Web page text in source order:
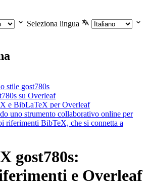
Seleziona lingua
stile gost780s
su Overleaf
e BibLaTeX per Overleaf
uno strumento collaborativo online per
riferimenti BibTeX, che si connetta a
gost780s:
e Overleaf